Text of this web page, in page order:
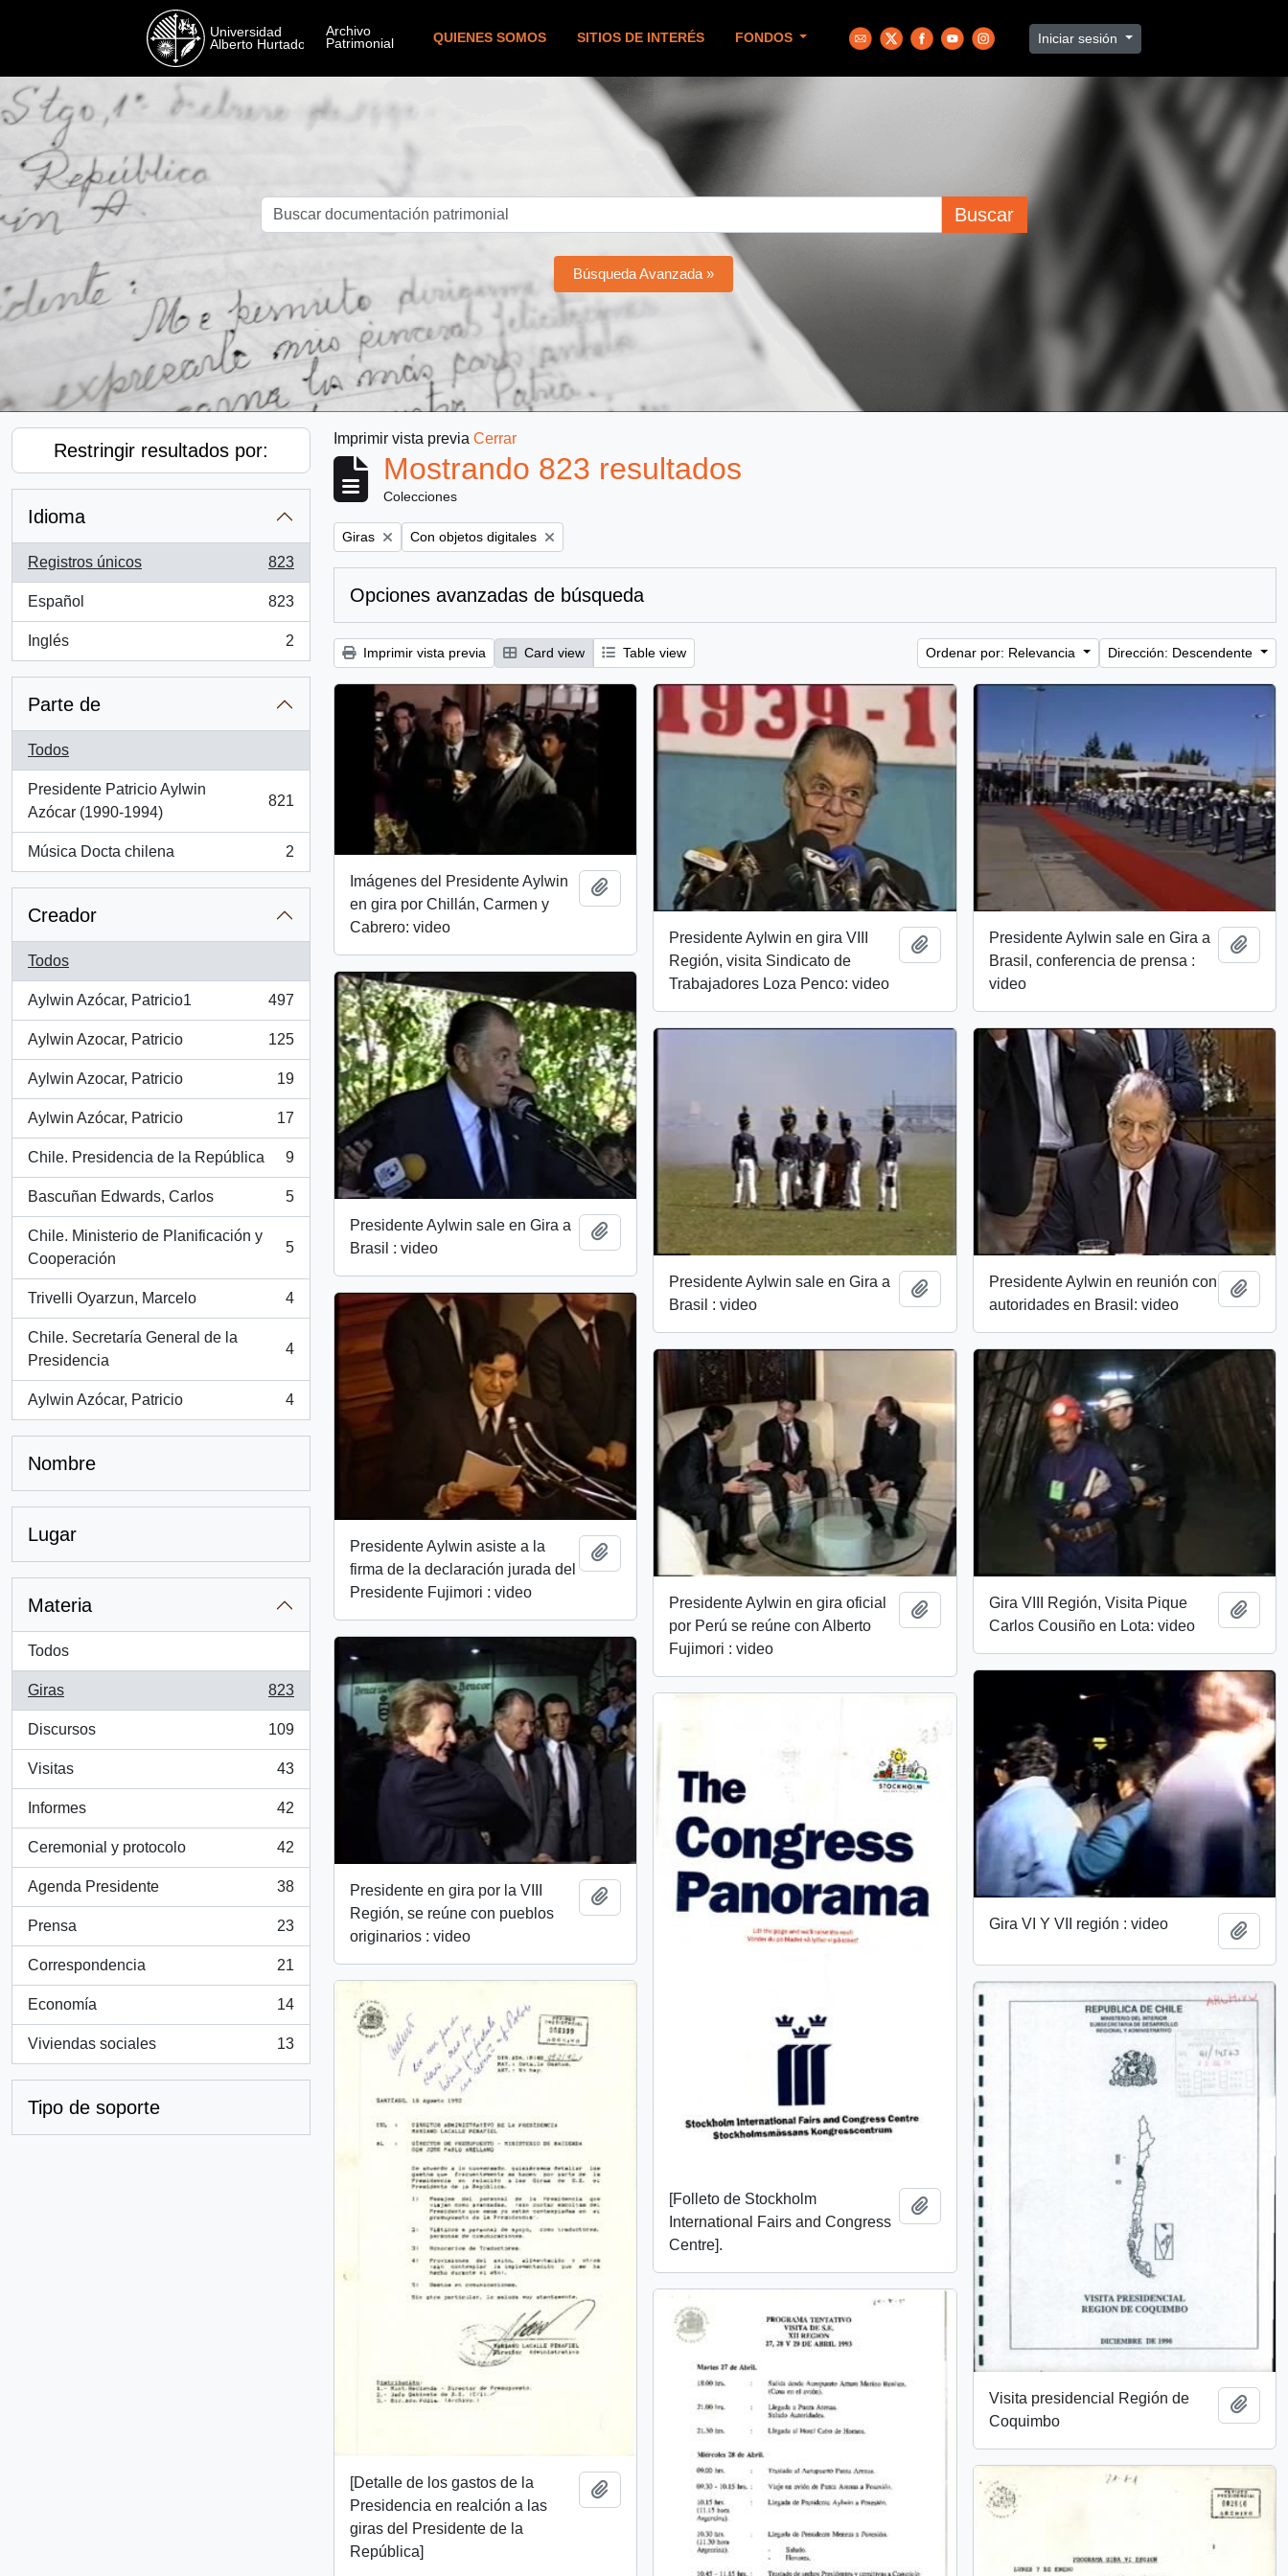
QUIENES SOMOS SITIOS DE INTERÉS FONDOS Iniciar sesión
Buscar
Búsqueda Avanzada »
Restringir resultados por:
Idioma
Registros únicos
, 823 resultados
823
Español
, 823 resultados
823
Inglés
, 2 resultados
2
Parte de
Todos
Presidente Patricio Aylwin
Azócar (1990-1994)
, 821 resultados
821
Música Docta chilena
, 2 resultados
2
Creador
Todos
Aylwin Azócar, Patricio1
, 497 resultados
497
Aylwin Azocar, Patricio
, 125 resultados
125
Aylwin Azocar, Patricio
, 19 resultados
19
Aylwin Azócar, Patricio
, 17 resultados
17
Chile. Presidencia de la República
, 9 resultados
9
Bascuñan Edwards, Carlos
, 5 resultados
5
Chile. Ministerio de Planificación y
Cooperación
, 5 resultados
5
Trivelli Oyarzun, Marcelo
, 4 resultados
4
Chile. Secretaría General de la
Presidencia
, 4 resultados
4
Aylwin Azócar, Patricio
, 4 resultados
4
Nombre
Lugar
Materia
Todos
Giras
, 823 resultados
823
Discursos
, 109 resultados
109
Visitas
, 43 resultados
43
Informes
, 42 resultados
42
Ceremonial y protocolo
, 42 resultados
42
Agenda Presidente
, 38 resultados
38
Prensa
, 23 resultados
23
Correspondencia
, 21 resultados
21
Economía
, 14 resultados
14
Viviendas sociales
, 13 resultados
13
Tipo de soporte
Imprimir vista previa Cerrar
Mostrando 823 resultados
Colecciones
Remove filter:
Giras Remove filter:
Con objetos digitales
Opciones avanzadas de búsqueda
Imprimir vista previa Card view Table view Ordenar por: Relevancia Dirección: Descendente
Imágenes del Presidente Aylwin
en gira por Chillán, Carmen y
Cabrero: video
Añadir al portapapeles
Presidente Aylwin en gira VIII
Región, visita Sindicato de
Trabajadores Loza Penco: video
Añadir al portapapeles
Presidente Aylwin sale en Gira a
Brasil, conferencia de prensa :
video
Presidente Aylwin sale en Gira a
Brasil : video
Añadir al portapapeles
Presidente Aylwin sale en Gira a
Brasil : video
Añadir al portapapeles
Presidente Aylwin en reunión con
autoridades en Brasil: video
Presidente Aylwin asiste a la
firma de la declaración jurada del
Presidente Fujimori : video
Añadir al portapapeles
Presidente Aylwin en gira oficial
por Perú se reúne con Alberto
Fujimori : video
Añadir al portapapeles
Gira VIII Región, Visita Pique
Carlos Cousiño en Lota: video
Presidente en gira por la VIII
Región, se reúne con pueblos
originarios : video
Añadir al portapapeles
Gira VI Y VII región : video
[Folleto de Stockholm
International Fairs and Congress
Centre].
Añadir al portapapeles
[Detalle de los gastos de la
Presidencia en realción a las
giras del Presidente de la
República]
Añadir al portapapeles
Visita presidencial Región de
Coquimbo